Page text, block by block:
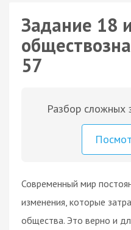
Задание 18
57
Разбор сложных
Современный мир
изменения, которые
общества. Это верно и